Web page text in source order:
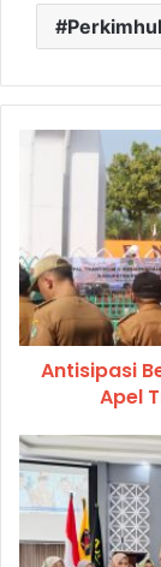
Antisipasi
Apel